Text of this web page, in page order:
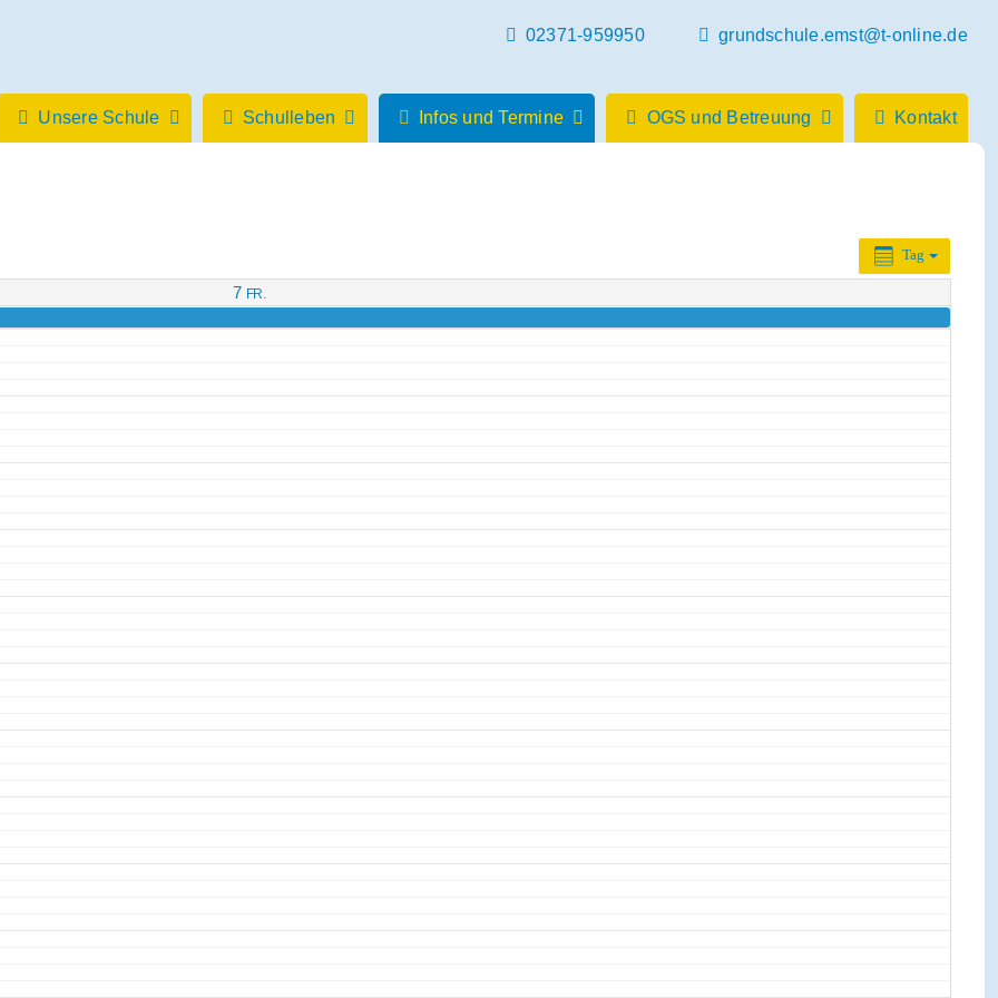
02371-959950 grundschule.emst@t-online.de
Unsere Schule Schulleben Infos und Termine OGS und Betreuung Kontakt
Tag
7 FR.